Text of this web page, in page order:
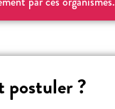
postuler ?